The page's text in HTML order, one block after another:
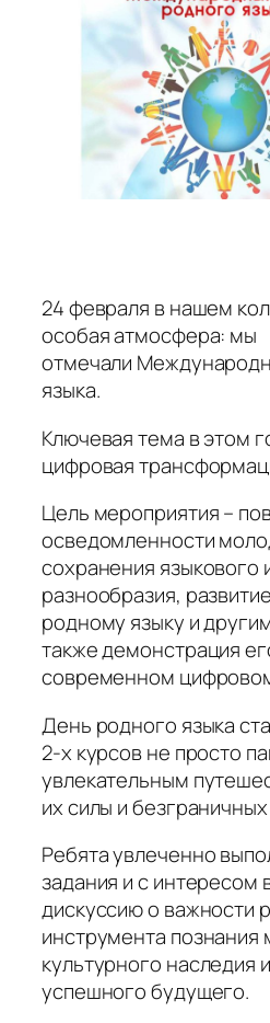
24 февраля в нашем
особая атмосфера: мы
отмечали
языка.
Ключевая тема в этом
цифровая
Цель мероприятия –
осведомленности
сохранения языкового
разнообразия,
родному языку и
также демонстрация
современном
День родного языка
2-х курсов не просто
увлекательным
их силы и
Ребята увлеченно
задания и с интересом
дискуссию о важности
инструмента познания
культурного наследия
успешного будущего.